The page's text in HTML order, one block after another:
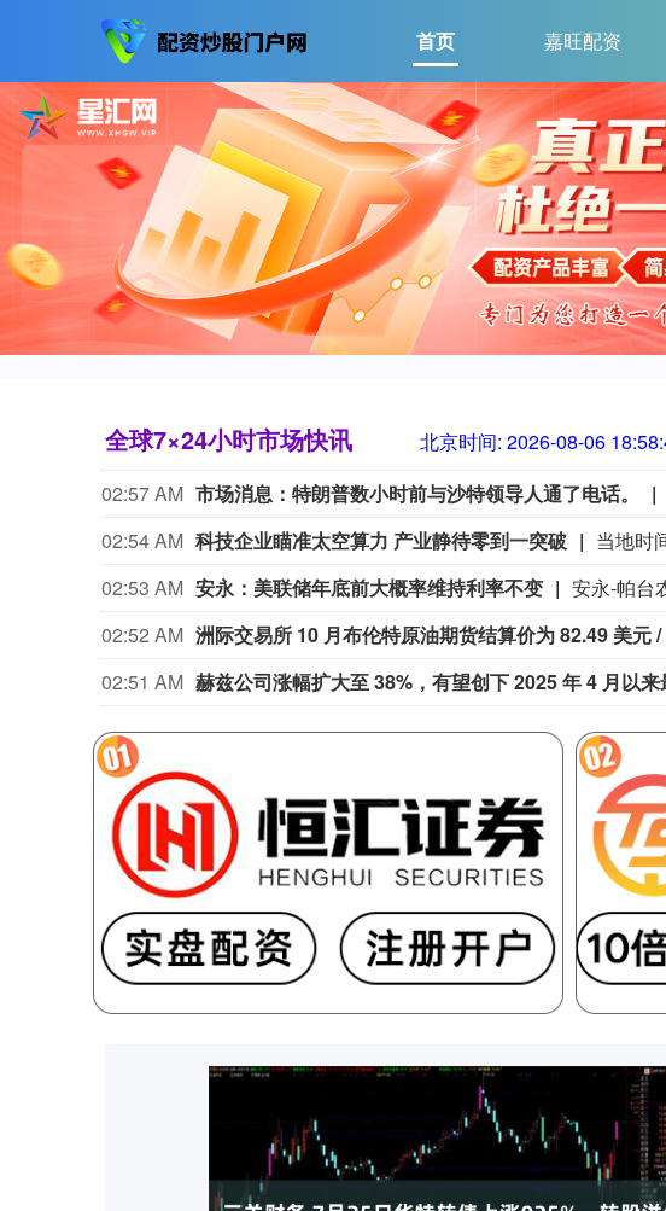
首页 嘉旺配资
全球7×24小时市场快讯 北京时间: 2026-08-06
02:57 AM 市场消息：特朗普数小时前与沙特领导人通了电话。
02:54 AM 科技企业瞄准太空算力 产业静待零到一突破
02:53 AM 安永：美联储年底前大概率维持利率不变
02:52 AM 洲际交易所 10 月布伦特原油期货结算价为 82.49 美元 /
02:51 AM 赫兹公司涨幅扩大至 38%，有望创下 2025 年 4 月以来